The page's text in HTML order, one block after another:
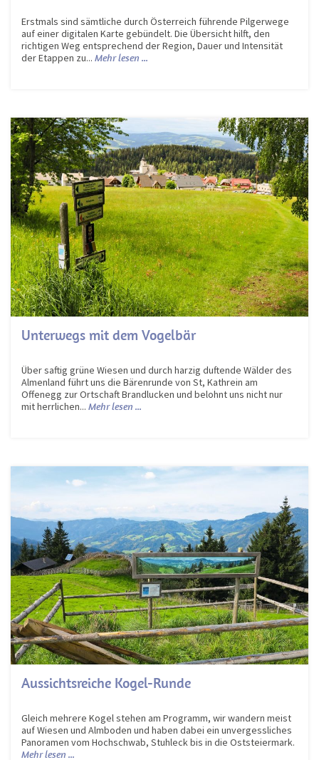
Erstmals sind sämtliche durch Österreich führende Pilgerwege
auf einer digitalen Karte gebündelt. Die Übersicht hilft, den
richtigen Weg entsprechend der Region, Dauer und Intensität
der Etappen zu... Mehr lesen ...
Unterwegs mit dem Vogelbär
Über saftig grüne Wiesen und durch harzig duftende Wälder des
Almenland führt uns die Bärenrunde von St, Kathrein am
Offenegg zur Ortschaft Brandlucken und belohnt uns nicht nur
mit herrlichen... Mehr lesen ...
Aussichtsreiche Kogel-Runde
Gleich mehrere Kogel stehen am Programm, wir wandern meist
auf Wiesen und Almboden und haben dabei ein unvergessliches
Panoramen vom Hochschwab, Stuhleck bis in die Oststeiermark.
Mehr lesen ...